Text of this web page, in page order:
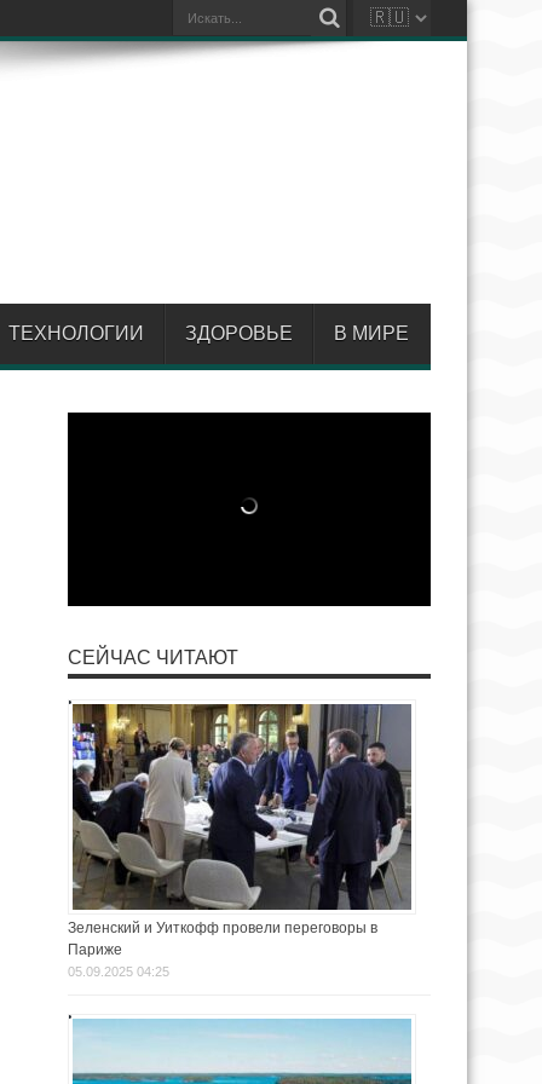
ТЕХНОЛОГИИ ЗДОРОВЬЕ В МИРЕ
СЕЙЧАС ЧИТАЮТ
Зеленский и Уиткофф провели переговоры в
Париже
05.09.2025 04:25